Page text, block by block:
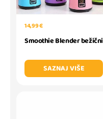
14,99 €
Smoothie Blender bežični
SAZNAJ VIŠE